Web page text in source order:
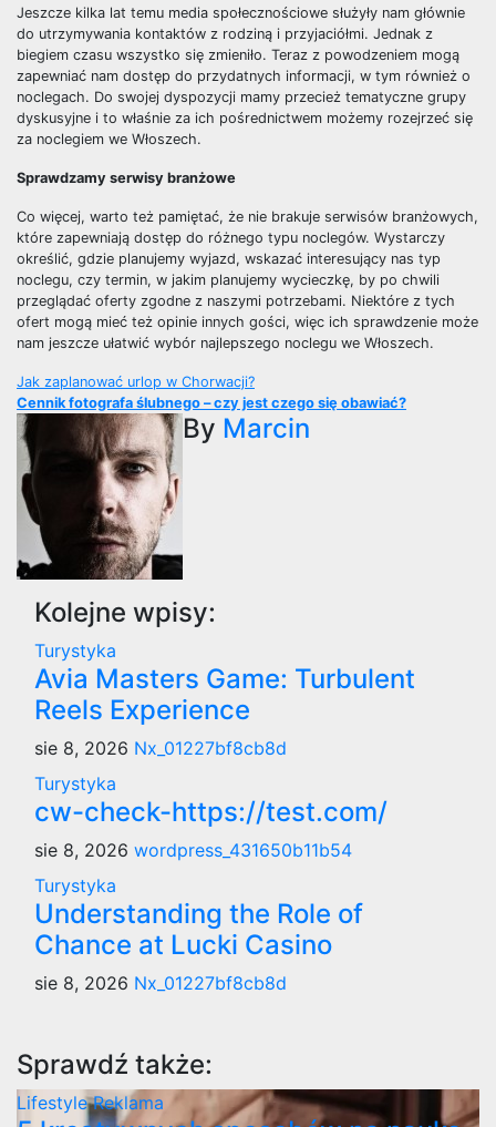
Jeszcze kilka lat temu media społecznościowe służyły nam głównie
do utrzymywania kontaktów z rodziną i przyjaciółmi. Jednak z
biegiem czasu wszystko się zmieniło. Teraz z powodzeniem mogą
zapewniać nam dostęp do przydatnych informacji, w tym również o
noclegach. Do swojej dyspozycji mamy przecież tematyczne grupy
dyskusyjne i to właśnie za ich pośrednictwem możemy rozejrzeć się
za noclegiem we Włoszech.
Sprawdzamy serwisy branżowe
Co więcej, warto też pamiętać, że nie brakuje serwisów branżowych,
które zapewniają dostęp do różnego typu noclegów. Wystarczy
określić, gdzie planujemy wyjazd, wskazać interesujący nas typ
noclegu, czy termin, w jakim planujemy wycieczkę, by po chwili
przeglądać oferty zgodne z naszymi potrzebami. Niektóre z tych
ofert mogą mieć też opinie innych gości, więc ich sprawdzenie może
nam jeszcze ułatwić wybór najlepszego noclegu we Włoszech.
Nawigacja
wpisu
Jak zaplanować urlop w Chorwacji?
Cennik fotografa ślubnego – czy jest czego się obawiać?
By Marcin
Kolejne wpisy:
Turystyka
Avia Masters Game: Turbulent
Reels Experience
sie 8, 2026 Nx_01227bf8cb8d
Turystyka
cw-check-https://test.com/
sie 8, 2026 wordpress_431650b11b54
Turystyka
Understanding the Role of
Chance at Lucki Casino
sie 8, 2026 Nx_01227bf8cb8d
Sprawdź także:
LifestyleReklama